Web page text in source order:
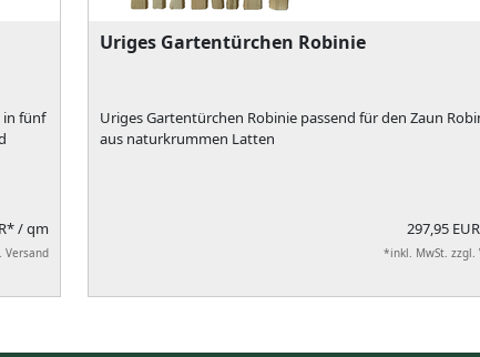
in fünf
/ qm
Versand
Uriges Gartentürchen Robinie
Uriges Gartentürchen Robinie passend für den Zaun
aus naturkrummen Latten
297,95
*inkl. MwSt. zzgl.